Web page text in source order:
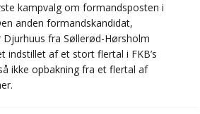
kampvalg om formandsposten i
anden formandskandidat,
Djurhuus fra Søllerød-Hørsholm
indstillet af et stort flertal i FKB’s
ikke opbakning fra et flertal af